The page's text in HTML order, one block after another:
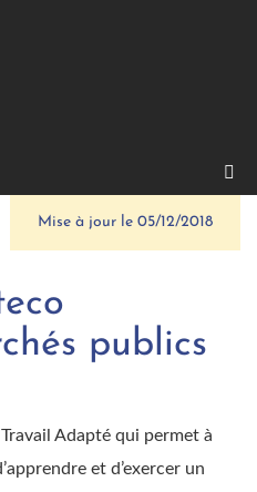
Mise à jour le 05/12/2018
publics
Adapté qui permet à
et d’exercer un